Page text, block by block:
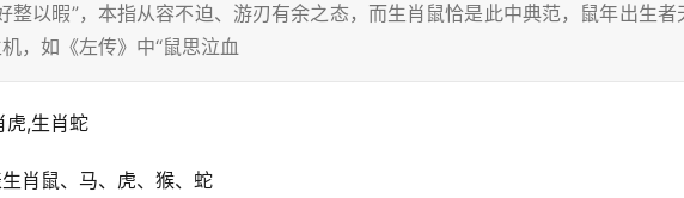
整以暇”，本指从容不迫、游刃有余之态，而生肖鼠恰是此中典范，鼠年出生者
，如《左传》中“鼠思泣血
虎,生肖蛇
肖鼠、马、虎、猴、蛇